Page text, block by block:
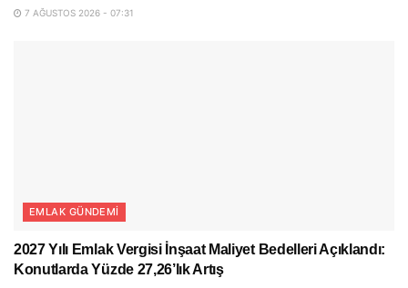
7 AĞUSTOS 2026 - 07:31
EMLAK GÜNDEMI
2027 Yılı Emlak Vergisi İnşaat Maliyet Bedelleri Açıklandı:
Konutlarda Yüzde 27,26’lık Artış